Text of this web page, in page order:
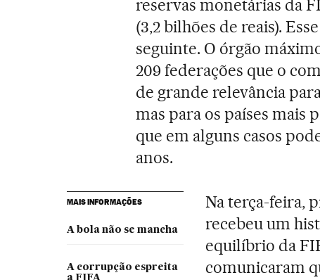
reservas monetárias da
(3,2 bilhões de reais).
seguinte. O órgão
209 federações que o
de grande relevância
mas para os países mais
que em alguns casos
anos.
MAIS INFORMAÇÕES
A bola não se mancha
A corrupção espreita
Na terça-feira,
recebeu um
equilíbrio da
comunicaram